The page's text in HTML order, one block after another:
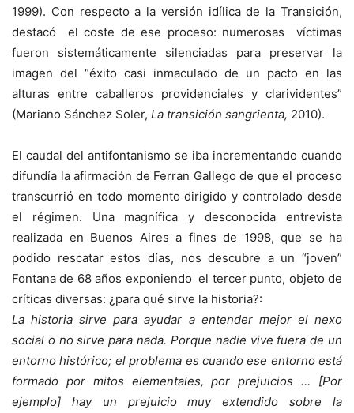
1999). Con respecto a la versión idílica de la Transición,
destacó el coste de ese proceso: numerosas víctimas
fueron sistemáticamente silenciadas para preservar la
imagen del “éxito casi inmaculado de un pacto en las
alturas entre caballeros providenciales y clarividentes”
(Mariano Sánchez Soler, La transición sangrienta, 2010).
El caudal del antifontanismo se iba incrementando cuando
difundía la afirmación de Ferran Gallego de que el proceso
transcurrió en todo momento dirigido y controlado desde
el régimen. Una magnífica y desconocida entrevista
realizada en Buenos Aires a fines de 1998, que se ha
podido rescatar estos días, nos descubre a un “joven”
Fontana de 68 años exponiendo el tercer punto, objeto de
críticas diversas: ¿para qué sirve la historia?:
La historia sirve para ayudar a entender mejor el nexo
social o no sirve para nada. Porque nadie vive fuera de un
entorno histórico; el problema es cuando ese entorno está
formado por mitos elementales, por prejuicios … [Por
ejemplo] hay un prejuicio muy extendido sobre la